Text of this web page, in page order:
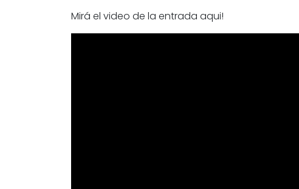
Mirá el video de la entrada aqui!